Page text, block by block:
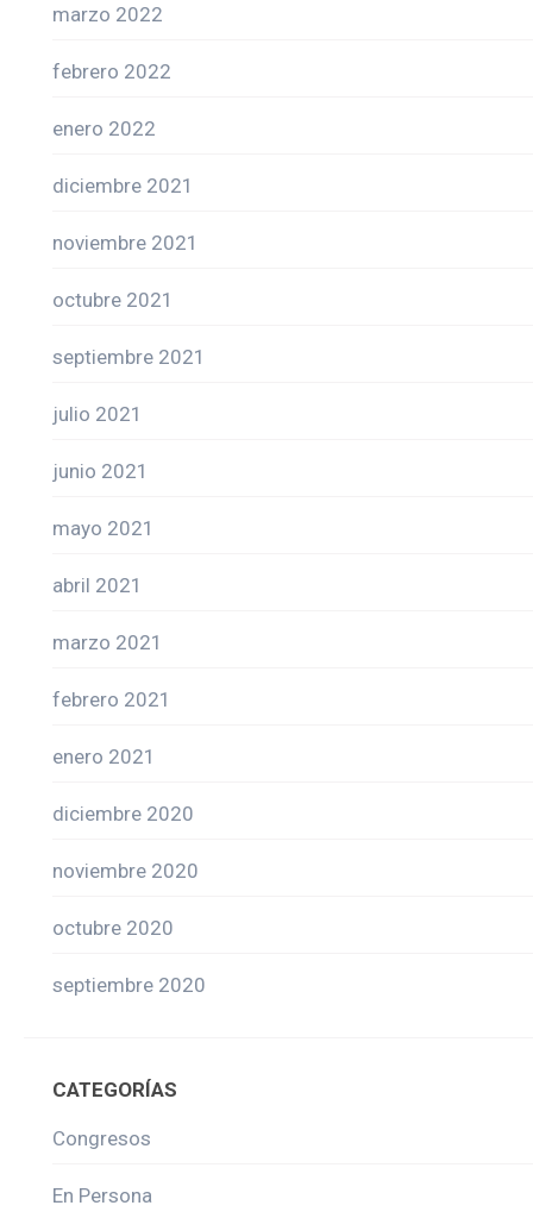
marzo 2022
febrero 2022
enero 2022
diciembre 2021
noviembre 2021
octubre 2021
septiembre 2021
julio 2021
junio 2021
mayo 2021
abril 2021
marzo 2021
febrero 2021
enero 2021
diciembre 2020
noviembre 2020
octubre 2020
septiembre 2020
CATEGORÍAS
Congresos
En Persona